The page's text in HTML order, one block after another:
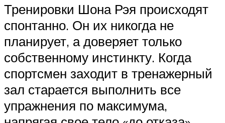
Тренировки Шона Рэя происходят
спонтанно. Он их никогда не
планирует, а доверяет только
собственному инстинкту. Когда
спортсмен заходит в тренажерный
зал старается выполнить все
упражнения по максимума,